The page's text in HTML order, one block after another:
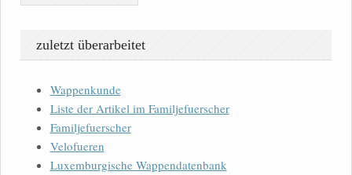
zuletzt überarbeitet
Wappenkunde
Liste der Artikel im Familjefuerscher
Familjefuerscher
Velofueren
Luxemburgische Wappendatenbank